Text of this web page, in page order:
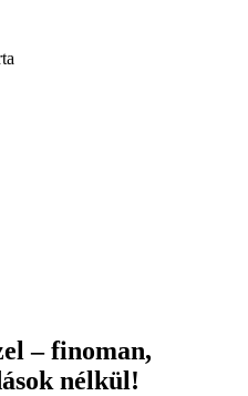
– finoman,
nélkül!